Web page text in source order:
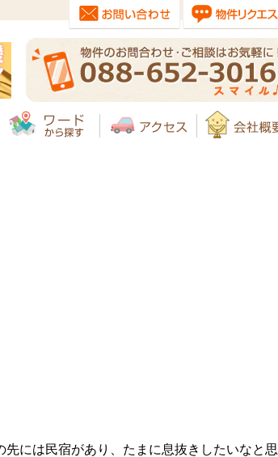
には民宿があり、たまに息抜きしたいなと思